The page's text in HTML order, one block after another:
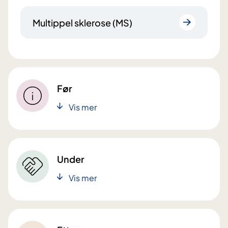
Multippel sklerose (MS)
Før
Vis mer
Under
Vis mer